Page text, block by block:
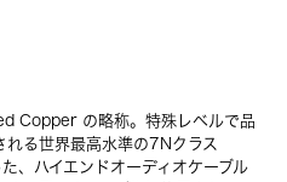
Copper の略称。特殊レベルで品
る世界最高水準の7Nクラス
ハイエンドオーディオケーブル